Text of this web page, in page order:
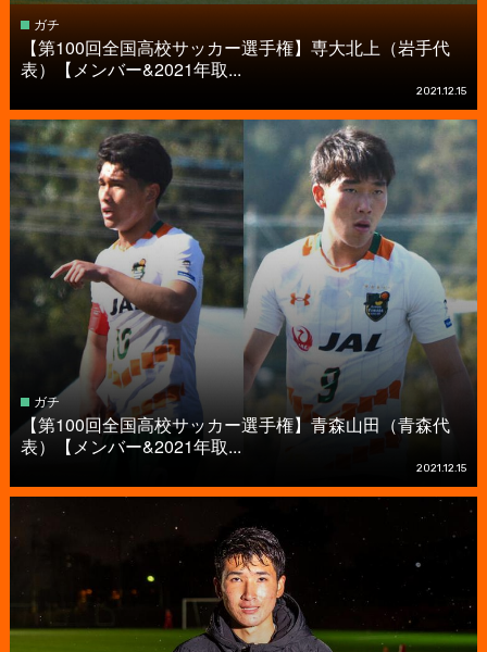
ガチ
【第100回全国高校サッカー選手権】専大北上（岩手代
表）【メンバー&2021年取...
2021.12.15
ガチ
【第100回全国高校サッカー選手権】青森山田（青森代
表）【メンバー&2021年取...
2021.12.15